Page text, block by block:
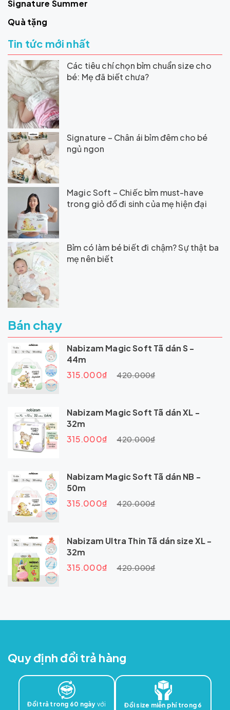
Signature Summer
Quà tặng
Tin tức mới nhất
Các tiêu chí chọn bỉm chuẩn size cho
bé: Mẹ đã biết chưa?
Signature – Chân ái bỉm đêm cho bé
ngủ ngon
Magic Soft – Chiếc bỉm must-have
trong giỏ đồ đi sinh của mẹ hiện đại
Bỉm có làm bé biết đi chậm? Sự thật ba
mẹ nên biết
Bán chạy
Nabizam Magic Soft Tã dán S -
44m
315.000₫
420.000₫
Nabizam Magic Soft Tã dán XL -
32m
315.000₫
420.000₫
Nabizam Magic Soft Tã dán NB -
50m
315.000₫
420.000₫
Nabizam Ultra Thin Tã dán size XL -
32m
315.000₫
420.000₫
Quy định đổi trả hàng
Đổi trả trong 60 ngày với
Đổi size miễn phí trong 6